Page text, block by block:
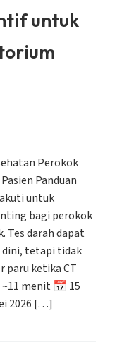
untuk
Perokok
Panduan
untuk
bagi perokok
Tes darah dapat
dini, tetapi tidak
paru ketika CT
menit 📅 15
2026 […]